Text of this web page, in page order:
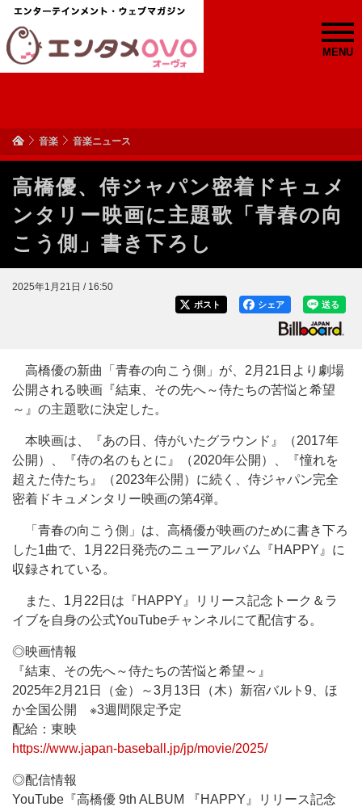
MENU
音楽 音楽ニュース
高橋優、侍ジャパン密着ドキュメ
ンタリー映画に主題歌「青春の向
こう側」書き下ろし
2025年1月21日 / 16:50
送る
シェア
ポスト
高橋優の新曲「青春の向こう側」が、2月21日より劇場
公開される映画『結束、その先へ～侍たちの苦悩と希望
～』の主題歌に決定した。
本映画は、『あの日、侍がいたグラウンド』（2017年
公開）、『侍の名のもとに』（2020年公開）、『憧れを
超えた侍たち』（2023年公開）に続く、侍ジャパン完全
密着ドキュメンタリー映画の第4弾。
「青春の向こう側」は、高橋優が映画のために書き下ろ
した1曲で、1月22日発売のニューアルバム『HAPPY』に
収録されている。
また、1月22日は『HAPPY』リリース記念トーク＆ラ
イブを自身の公式YouTubeチャンネルにて配信する。
◎映画情報
『結束、その先へ～侍たちの苦悩と希望～』
2025年2月21日（金）～3月13日（木）新宿バルト9、ほ
か全国公開 ※3週間限定予定
配給：東映
https://www.japan-baseball.jp/jp/movie/2025/
◎配信情報
YouTube『高橋優 9th ALBUM 『HAPPY』リリース記念